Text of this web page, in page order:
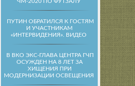
ПУТИН ОБРАТИЛСЯ К ГОСТЯМ
И УЧАСТНИКАМ
«ИНТЕРВИДЕНИЯ». ВИДЕО
В ВКО ЭКС-ГЛАВА ЦЕНТРА ГЧП
ОСУЖДЕН НА 8 ЛЕТ ЗА
ХИЩЕНИЯ ПРИ
МОДЕРНИЗАЦИИ ОСВЕЩЕНИЯ